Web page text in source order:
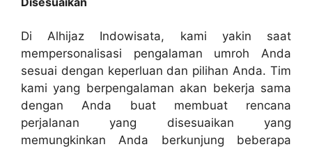
Di Alhijaz Indowisata, kami yakin saat
mempersonalisasi pengalaman umroh Anda
sesuai dengan keperluan dan pilihan Anda. Tim
kami yang berpengalaman akan bekerja sama
dengan Anda buat membuat rencana
perjalanan yang disesuaikan yang
memungkinkan Anda berkunjung beberapa